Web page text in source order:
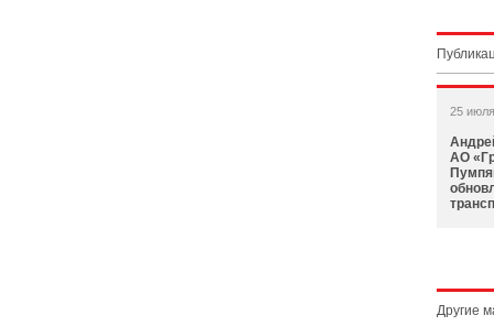
25
АО
Другие